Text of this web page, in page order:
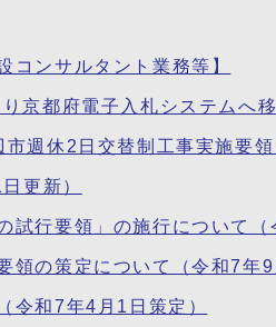
コンサルタント業務等】
京都府電子入札システムへ移
週休2日交替制工事実施要
更新）
試行要領」の施行について（
領の策定について（令和7年9
令和7年4月1日策定）